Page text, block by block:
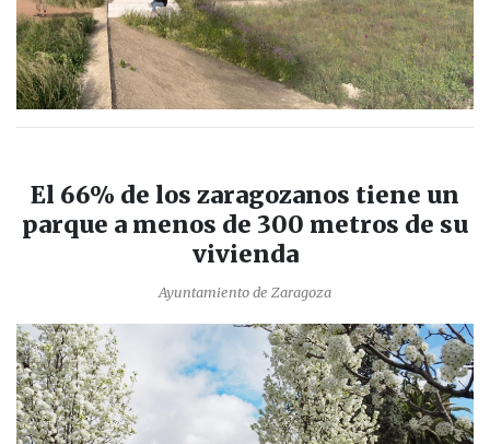
El 66% de los zaragozanos tiene un
parque a menos de 300 metros de su
vivienda
Ayuntamiento de Zaragoza